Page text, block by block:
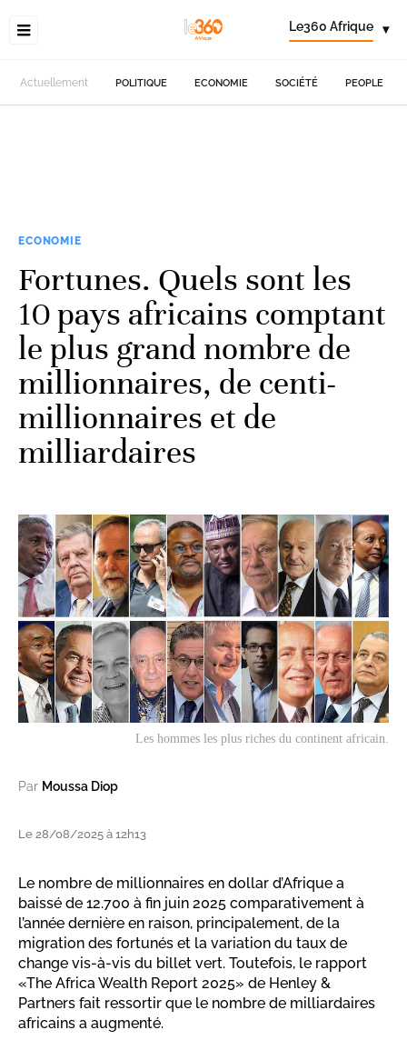
Le360 Afrique ▾
Actuellement POLITIQUE ECONOMIE SOCIÉTÉ PEOPLE
ECONOMIE
Fortunes. Quels sont les
10 pays africains comptant
le plus grand nombre de
millionnaires, de centi-
millionnaires et de
milliardaires
Les hommes les plus riches du continent africain.
Par Moussa Diop
Le 28/08/2025 à 12h13
Le nombre de millionnaires en dollar d’Afrique a
baissé de 12.700 à fin juin 2025 comparativement à
l’année dernière en raison, principalement, de la
migration des fortunés et la variation du taux de
change vis-à-vis du billet vert. Toutefois, le rapport
«The Africa Wealth Report 2025» de Henley &
Partners fait ressortir que le nombre de milliardaires
africains a augmenté.